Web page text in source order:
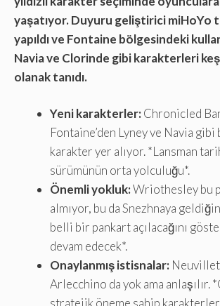
yaşatıyor. Duyuru geliştirici miHoYo
yapıldı ve Fontaine bölgesindeki
Navia ve Clorinde gibi karakterleri
olanak tanıdı.
Yeni karakterler:Chronicled
Fontaine’den Lyney ve Navia gibi
karakter yer alıyor. *Lansman
sürümünün orta yolculuğu*.
Önemli yokluk:Wriothesley bu
almıyor, bu da Snezhnaya
belli bir pankart açılacağını
devam edecek*.
Onaylanmış istisnalar:
Arlecchino da yok ama anlaşılır.
stratejik öneme sahip